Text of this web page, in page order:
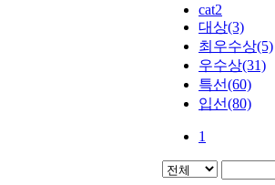
cat2
대상(3)
최우수상(5)
우수상(31)
특선(60)
입선(80)
1